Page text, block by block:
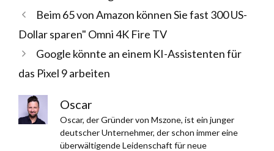
Beim 65 von Amazon können Sie fast 300 US-
Dollar sparen" Omni 4K Fire TV
Google könnte an einem KI-Assistenten für
das Pixel 9 arbeiten
Oscar
Oscar, der Gründer von Mszone, ist ein junger
deutscher Unternehmer, der schon immer eine
überwältigende Leidenschaft für neue